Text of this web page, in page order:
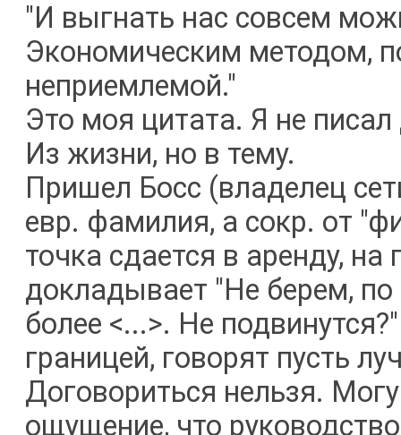
"И выгнать нас совсем
Экономическим методом,
неприемлемой."
Это моя цитата. Я не
Из жизни, но в тему.
Пришел Босс (владелец
евр. фамилия, а сокр. от
точка сдается в аренду,
докладывает "Не берем,
более <...>. Не
границей, говорят пусть
Договориться нельзя.
ощущение, что